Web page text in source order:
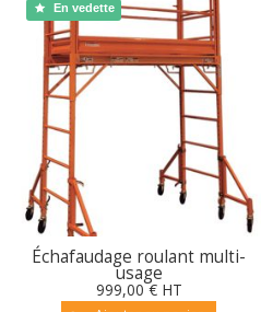
En vedette
Échafaudage roulant multi-
usage
999,00 €HT